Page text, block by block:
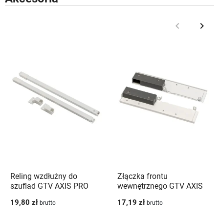
Poprzedni
keyboard_arrow_left keyboard_arrow_right
Reling wzdłużny do
szuflad GTV AXIS PRO
AXISPRO-RELKW450-10
19,80 zł brutto
Złączka frontu
wewnętrznego GTV AXIS
PB-AXISPRO-WEWMOCC1
17,19 zł brutto